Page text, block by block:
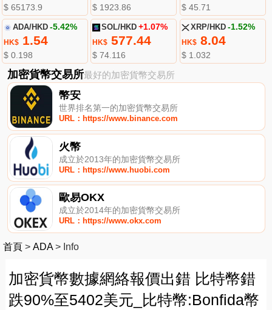
$ 65173.9 $ 1923.86 $ 45.71
ADA/HKD -5.42%
HK$1.54
$ 0.198
SOL/HKD +1.07%
HK$ 577.44
$ 74.116
XRP/HKD -1.52%
HK$8.04
$ 1.032
加密貨幣交易所最好的加密貨幣交易所
幣安
世界排名第一的加密貨幣交易所
URL：https://www.binance.com
火幣
成立於2013年的加密貨幣交易所
URL：https://www.huobi.com
歐易OKX
成立於2014年的加密貨幣交易所
URL：https://www.okx.com
首頁 > ADA> Info
加密貨幣數據網絡報價出錯 比特幣錯
跌90%至5402美元_比特幣:Bonfida幣